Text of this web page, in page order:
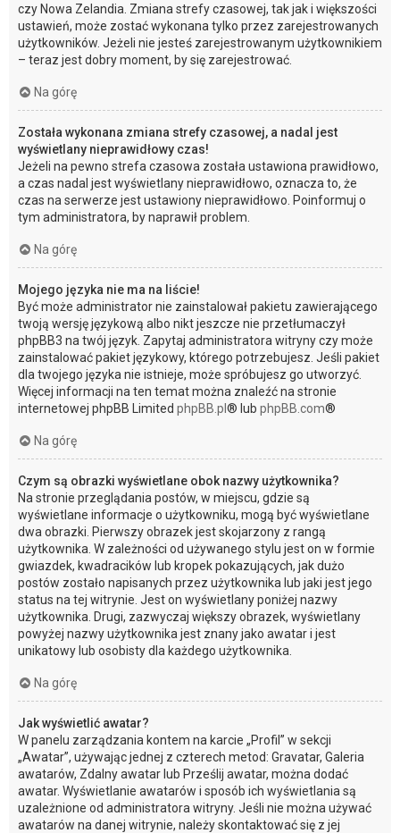
czy Nowa Zelandia. Zmiana strefy czasowej, tak jak i większości
ustawień, może zostać wykonana tylko przez zarejestrowanych
użytkowników. Jeżeli nie jesteś zarejestrowanym użytkownikiem
– teraz jest dobry moment, by się zarejestrować.
Na górę
Została wykonana zmiana strefy czasowej, a nadal jest
wyświetlany nieprawidłowy czas!
Jeżeli na pewno strefa czasowa została ustawiona prawidłowo,
a czas nadal jest wyświetlany nieprawidłowo, oznacza to, że
czas na serwerze jest ustawiony nieprawidłowo. Poinformuj o
tym administratora, by naprawił problem.
Na górę
Mojego języka nie ma na liście!
Być może administrator nie zainstalował pakietu zawierającego
twoją wersję językową albo nikt jeszcze nie przetłumaczył
phpBB3 na twój język. Zapytaj administratora witryny czy może
zainstalować pakiet językowy, którego potrzebujesz. Jeśli pakiet
dla twojego języka nie istnieje, może spróbujesz go utworzyć.
Więcej informacji na ten temat można znaleźć na stronie
internetowej phpBB Limited phpBB.pl ® lub phpBB.com®
Na górę
Czym są obrazki wyświetlane obok nazwy użytkownika?
Na stronie przeglądania postów, w miejscu, gdzie są
wyświetlane informacje o użytkowniku, mogą być wyświetlane
dwa obrazki. Pierwszy obrazek jest skojarzony z rangą
użytkownika. W zależności od używanego stylu jest on w formie
gwiazdek, kwadracików lub kropek pokazujących, jak dużo
postów zostało napisanych przez użytkownika lub jaki jest jego
status na tej witrynie. Jest on wyświetlany poniżej nazwy
użytkownika. Drugi, zazwyczaj większy obrazek, wyświetlany
powyżej nazwy użytkownika jest znany jako awatar i jest
unikatowy lub osobisty dla każdego użytkownika.
Na górę
Jak wyświetlić awatar?
W panelu zarządzania kontem na karcie „Profil” w sekcji
„Awatar”, używając jednej z czterech metod: Gravatar, Galeria
awatarów, Zdalny awatar lub Prześlij awatar, można dodać
awatar. Wyświetlanie awatarów i sposób ich wyświetlania są
uzależnione od administratora witryny. Jeśli nie można używać
awatarów na danej witrynie, należy skontaktować się z jej